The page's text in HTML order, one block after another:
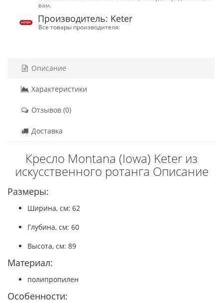
вам.
Производитель: Keter
Все товары производителя:
Описание
Характеристики
Отзывов (0)
Доставка
Кресло Montana (Iowa) Keter из
искусственного ротанга Описание
Размеры:
Ширина, см: 62
Глубина, см: 60
Высота, см: 89
Материал:
полипропилен
Особенности: